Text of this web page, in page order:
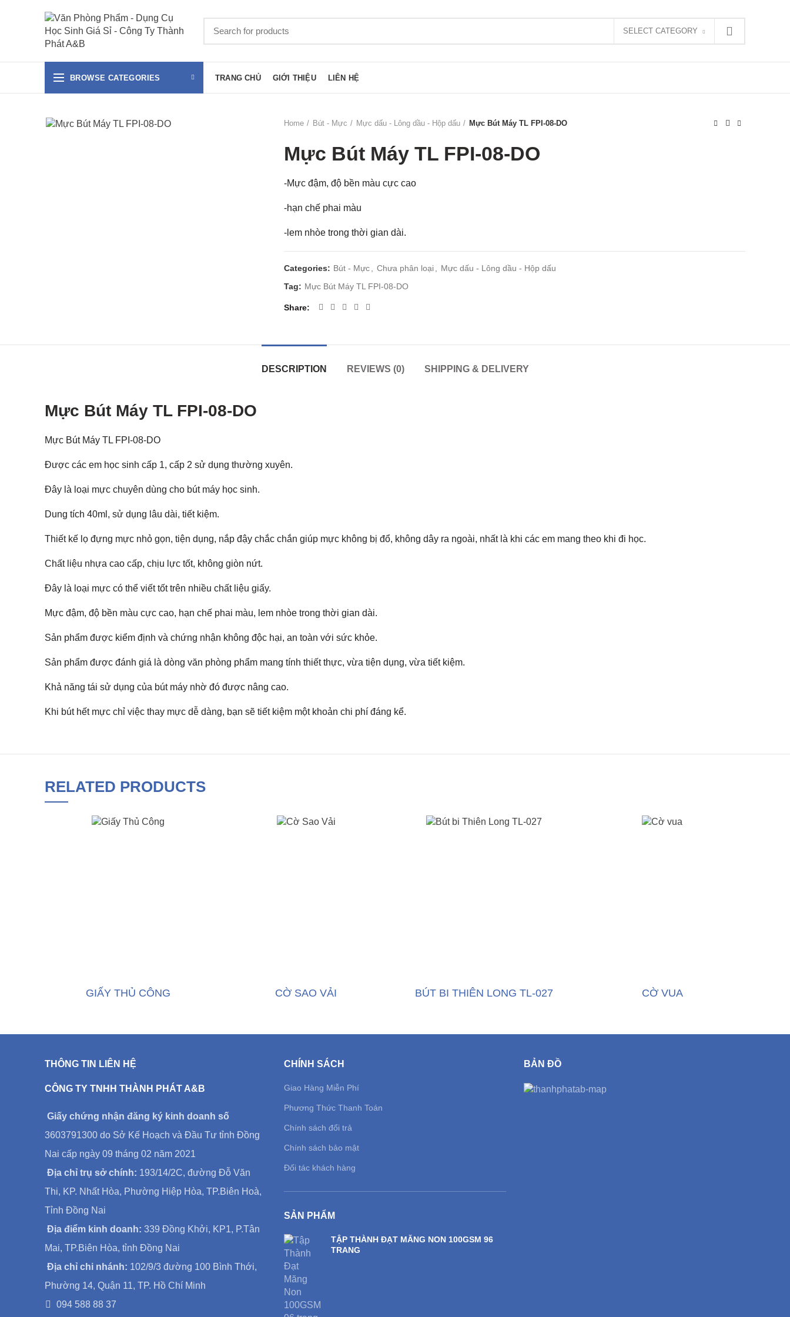
SELECT CATEGORY
BROWSE CATEGORIES TRANG CHỦ GIỚI THIỆU LIÊN HỆ
Home Bút - Mực Mực dấu - Lông dầu - Hộp dấu Mực Bút Máy TL FPI-08-DO
Mực Bút Máy TL FPI-08-DO
-Mực đậm, độ bền màu cực cao
-hạn chế phai màu
-lem nhòe trong thời gian dài.
Categories: Bút - Mực Chưa phân loại
Mực dấu - Lông dầu - Hộp dấu
Tag: Mực Bút Máy TL FPI-08-DO
Share
DESCRIPTION REVIEWS (0) SHIPPING & DELIVERY
Mực Bút Máy TL FPI-08-DO
Mực Bút Máy TL FPI-08-DO
Được các em học sinh cấp 1, cấp 2 sử dụng thường xuyên.
Đây là loại mực chuyên dùng cho bút máy học sinh.
Dung tích 40ml, sử dụng lâu dài, tiết kiệm.
Thiết kế lọ đựng mực nhỏ gọn, tiện dụng, nắp đậy chắc chắn giúp mực không bị đổ, không dây ra ngoài, nhất là khi các em mang theo khi đi học.
Chất liệu nhựa cao cấp, chịu lực tốt, không giòn nứt.
Đây là loại mực có thể viết tốt trên nhiều chất liệu giấy.
Mực đậm, độ bền màu cực cao, hạn chế phai màu, lem nhòe trong thời gian dài.
Sản phẩm được kiểm định và chứng nhận không độc hại, an toàn với sức khỏe.
Sản phẩm được đánh giá là dòng văn phòng phẩm mang tính thiết thực, vừa tiện dụng, vừa tiết kiệm.
Khả năng tái sử dụng của bút máy nhờ đó được nâng cao.
Khi bút hết mực chỉ việc thay mực dễ dàng, bạn sẽ tiết kiệm một khoản chi phí đáng kể.
RELATED PRODUCTS
GIẤY THỦ CÔNG CỜ SAO VẢI BÚT BI THIÊN LONG TL-027 CỜ VUA
THÔNG TIN LIÊN HỆ
CÔNG TY TNHH THÀNH PHÁT A&B
Giấy chứng nhận đăng ký kinh doanh số
3603791300 do Sở Kế Hoạch và Đầu Tư tỉnh Đồng
Nai cấp ngày 09 tháng 02 năm 2021
Địa chỉ trụ sở chính: 193/14/2C, đường Đỗ Văn
Thi, KP. Nhất Hòa, Phường Hiệp Hòa, TP.Biên Hoà,
Tỉnh Đồng Nai
Địa điểm kinh doanh: 339 Đồng Khởi, KP1, P.Tân
Mai, TP.Biên Hòa, tỉnh Đồng Nai
Địa chỉ chi nhánh: 102/9/3 đường 100 Bình Thới,
Phường 14, Quận 11, TP. Hồ Chí Minh
094 588 88 37
CHÍNH SÁCH
Giao Hàng Miễn Phí
Phương Thức Thanh Toán
Chính sách đổi trả
Chính sách bảo mật
Đối tác khách hàng
SẢN PHẨM
TẬP THÀNH ĐẠT MĂNG NON 100GSM 96
TRANG
BẢN ĐỒ